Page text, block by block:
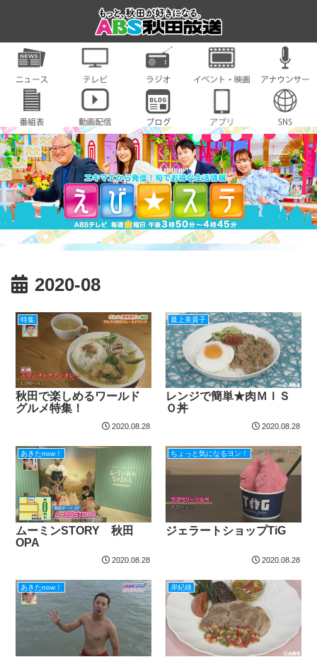
2020-08
特集
秋田で楽しめるワールド
グルメ特集！
2020.08.28
最上美貴子
レンジで簡単★肉ＭＩＳ
Ｏ丼
2020.08.28
あきたnow！
ムーミンSTORY 秋田
OPA
2020.08.28
ちょっと気になるヨン！
ジェラートショップTiG
2020.08.28
あきたnow！ 岸紀雄